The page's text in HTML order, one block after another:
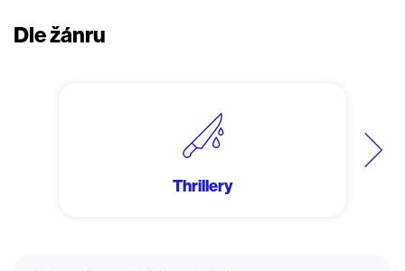
Dle žánru
Další
Thrillery